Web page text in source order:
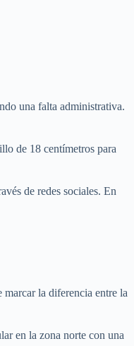
una falta administrativa.
de 18 centímetros para
de redes sociales. En
la diferencia entre la
en la zona norte con una